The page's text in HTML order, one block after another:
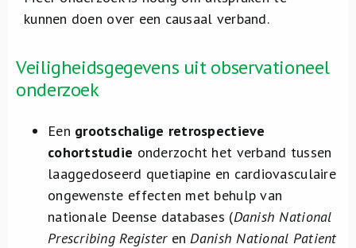
kunnen doen over een causaal verband.
Veiligheidsgegevens uit observationeel
onderzoek
Een grootschalige retrospectieve
cohortstudie onderzocht het verband tussen
laaggedoseerd quetiapine en cardiovasculaire
ongewenste effecten met behulp van
nationale Deense databases (Danish National
Prescribing Register en Danish National Patient